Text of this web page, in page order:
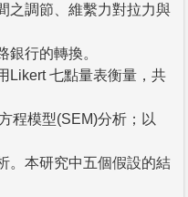
之調節、維繫力對拉力與
銀行的轉換。
Likert 七點量表衡量，共
程模型(SEM)分析；以
。本研究中五個假設的結